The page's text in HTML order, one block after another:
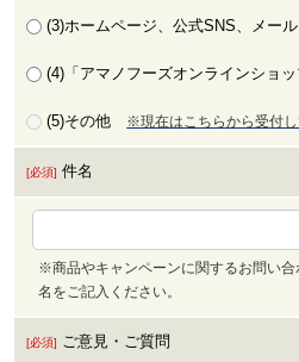
(3)ホームページ、公式SNS、メー
(4)「アマノフーズオンラインショ
(5)その他 ※現在はこちらから受付し
[必須] 件名
※商品やキャンペーンに関するお問い
名をご記入ください。
[必須] ご意見・ご質問